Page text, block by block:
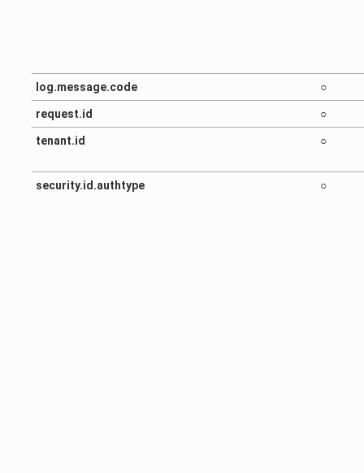
log.message.code ○
request.id ○
tenant.id ○
security.id.authtype ○